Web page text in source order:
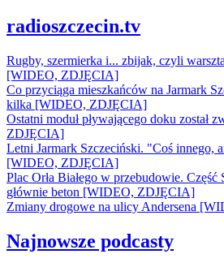
radioszczecin.tv
Rugby, szermierka i... zbijak, czyli
[WIDEO, ZDJĘCIA]
Co przyciąga mieszkańców na Jarmark
kilka [WIDEO, ZDJĘCIA]
Ostatni moduł pływającego doku został
ZDJĘCIA]
Letni Jarmark Szczeciński. "Coś innego,
[WIDEO, ZDJĘCIA]
Plac Orła Białego w przebudowie.
głównie beton [WIDEO, ZDJĘCIA]
Zmiany drogowe na ulicy Andersena
Najnowsze podcasty